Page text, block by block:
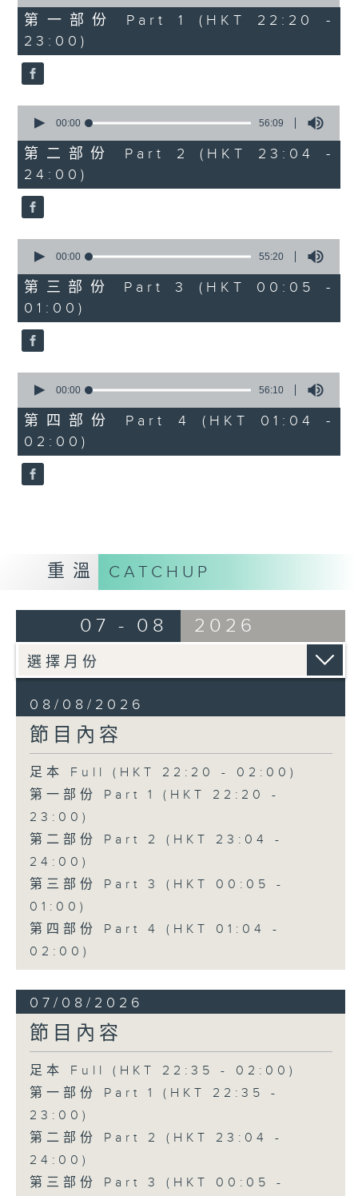
3. 「花蕊夫人之去國題詞、刧後描容」
4. 「血染海棠紅」
由 麥炳榮、鄭幗寶 主唱
節目時間：0100-0200
節目名稱：越劇欣賞
節目主持：陳箋
「花為媒(二)」
由 周雅琴、楊文蔚、 朱祝芬、傅頌
英 主唱
40
minutes,
0
seconds
第一部份 Part 1 (HKT 22:20 -
23:00)
seconds
56
minutes,
9
seconds
00:00 56:09
第二部份 Part 2 (HKT 23:04 -
24:00)
seconds
55
minutes,
20
seconds
00:00 55:20
第三部份 Part 3 (HKT 00:05 -
01:00)
seconds
56
minutes,
10
seconds
00:00 56:10
第四部份 Part 4 (HKT 01:04 -
02:00)
重溫 CATCHUP
07 - 08 2026
08/08/2026
節目內容
足本 Full (HKT 22:20 - 02:00)
第一部份 Part 1 (HKT 22:20 -
23:00)
第二部份 Part 2 (HKT 23:04 -
24:00)
第三部份 Part 3 (HKT 00:05 -
01:00)
第四部份 Part 4 (HKT 01:04 -
02:00)
07/08/2026
節目內容
足本 Full (HKT 22:35 - 02:00)
第一部份 Part 1 (HKT 22:35 -
23:00)
第二部份 Part 2 (HKT 23:04 -
24:00)
第三部份 Part 3 (HKT 00:05 -